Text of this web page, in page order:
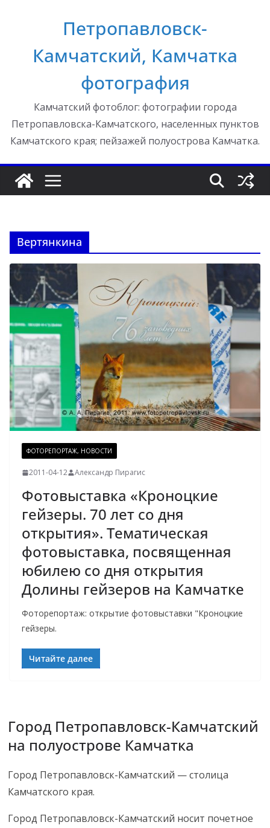
Петропавловск-
Камчатский, Камчатка
фотография
Камчатский фотоблог: фотографии города
Петропавловска-Камчатского, населенных пунктов
Камчатского края; пейзажей полуострова Камчатка.
Вертянкина
ФОТОРЕПОРТАЖ, НОВОСТИ
2011-04-12 Александр Пирагис
Фотовыставка «Кроноцкие
гейзеры. 70 лет со дня
открытия». Тематическая
фотовыставка, посвященная
юбилею со дня открытия
Долины гейзеров на Камчатке
Фоторепортаж: открытие фотовыставки "Кроноцкие
гейзеры.
Читайте далее
Город Петропавловск-Камчатский
на полуострове Камчатка
Город Петропавловск-Камчатский — столица
Камчатского края.
Город Петропавловск-Камчатский носит почетное